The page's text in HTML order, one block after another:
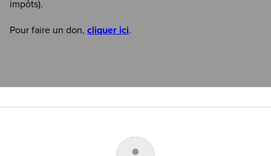
impôts).
Pour faire un don, cliquer ici.